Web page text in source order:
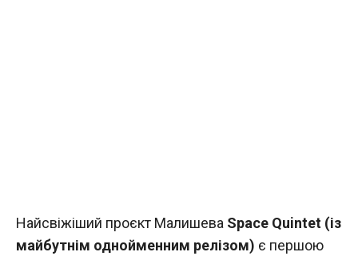
Найсвіжіший проєкт Малишева Space Quintet (із
майбутнім однойменним релізом) є першою